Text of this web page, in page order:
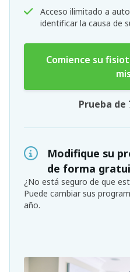
Acceso ilimitado a
identificar la causa de
Comience su
Prueba de
Modifique su
de forma
¿No está seguro de que
Puede cambiar sus
año.